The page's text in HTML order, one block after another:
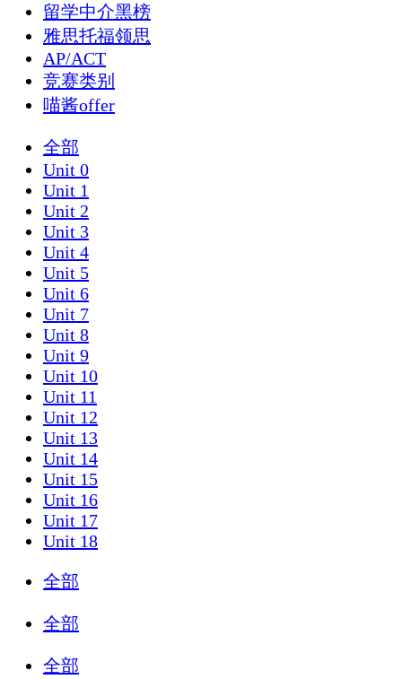
留学中介黑榜
雅思托福领思
AP/ACT
竞赛类别
喵酱offer
全部
Unit 0
Unit 1
Unit 2
Unit 3
Unit 4
Unit 5
Unit 6
Unit 7
Unit 8
Unit 9
Unit 10
Unit 11
Unit 12
Unit 13
Unit 14
Unit 15
Unit 16
Unit 17
Unit 18
全部
全部
全部